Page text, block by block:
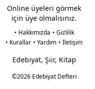
Online üyeleri görmek
için üye olmalısınız.
• Hakkımızda • Gizlilik
• Kurallar • Yardım • İletişim
Edebiyat, Şiir, Kitap
©2026 Edebiyat Defteri